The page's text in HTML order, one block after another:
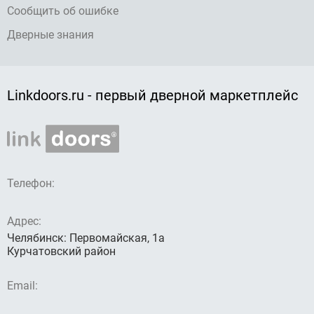
Сообщить об ошибке
Дверные знания
Linkdoors.ru - первый дверной маркетплейс
Телефон:
Адрес:
Челябинск: Первомайская, 1а
Курчатовский район
Email: